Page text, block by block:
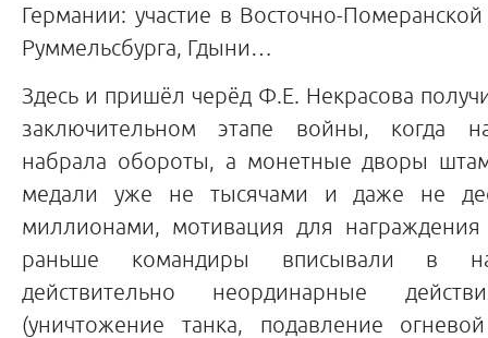
Германии: участие в Восточно-
Руммельсбурга, Гдыни…
Здесь и пришёл черёд Ф.Е. Некрасова
заключительном этапе войны, когда
набрала обороты, а монетные дворы
медали уже не тысячами и даже не
миллионами, мотивация для
раньше командиры вписывали в
действительно неординарные
(уничтожение танка, подавление